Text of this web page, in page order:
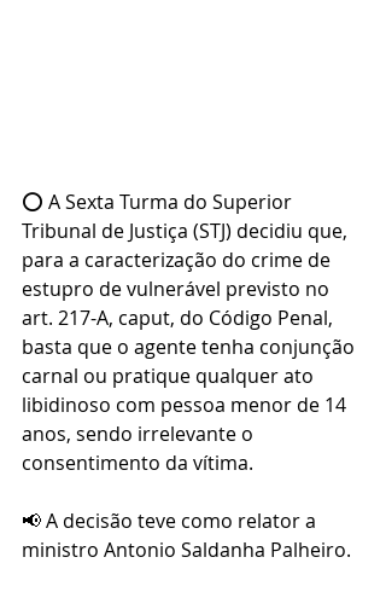
⭕ A Sexta Turma do Superior
Tribunal de Justiça (STJ) decidiu que,
para a caracterização do crime de
estupro de vulnerável previsto no
art. 217-A, caput, do Código Penal,
basta que o agente tenha conjunção
carnal ou pratique qualquer ato
libidinoso com pessoa menor de 14
anos, sendo irrelevante o
consentimento da vítima.
📢 A decisão teve como relator a
ministro Antonio Saldanha Palheiro.